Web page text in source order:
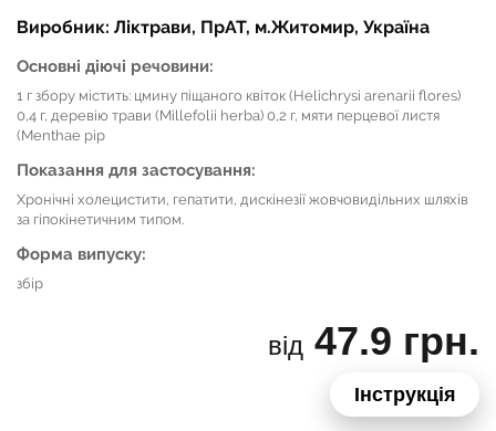
Виробник: Ліктрави, ПрАТ, м.Житомир, Україна
Основні діючі речовини:
1 г збору містить: цмину піщаного квіток (Helichrysi arenarii flores)
0,4 г, деревію трави (Millefolii herba) 0,2 г, мяти перцевої листя
(Menthae pip
Показання для застосування:
Хронічні холецистити, гепатити, дискінезії жовчовидільних шляхів
за гіпокінетичним типом.
Форма випуску:
збір
від 47.9 грн.
Інструкція